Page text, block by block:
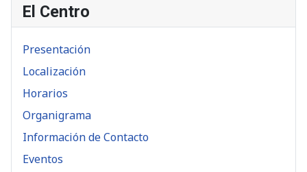
El Centro
Presentación
Localización
Horarios
Organigrama
Información de Contacto
Eventos